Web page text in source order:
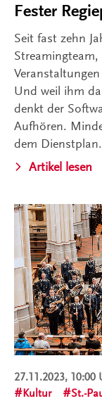
Fester
Seit fast zehn
Und weil ihm
denkt der
Aufhören.
dem Dienstplan.
Artikel lesen
27.11.2023, 10:00
Kultur
St.-